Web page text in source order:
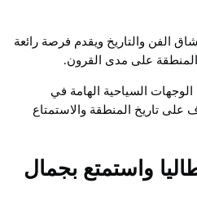
الفن والتاريخ ويقدم فرصة رائعة
على مدى القرون.
السياحية الهامة في
على تاريخ المنطقة والاستمتاع
واستمتع بجمال